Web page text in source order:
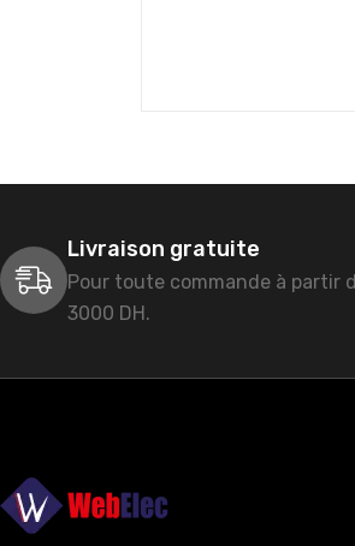
Livraison gratuite
Pour toute commande à partir
3000 DH.